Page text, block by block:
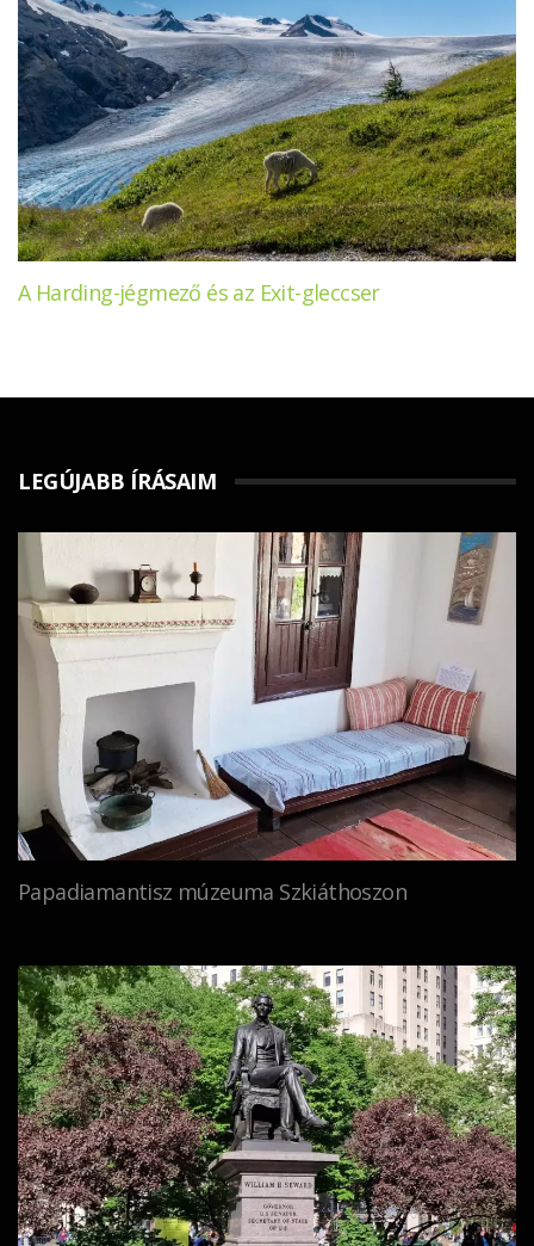
A Harding-jégmező és az Exit-gleccser
LEGÚJABB ÍRÁSAIM
Papadiamantisz múzeuma Szkiáthoszon